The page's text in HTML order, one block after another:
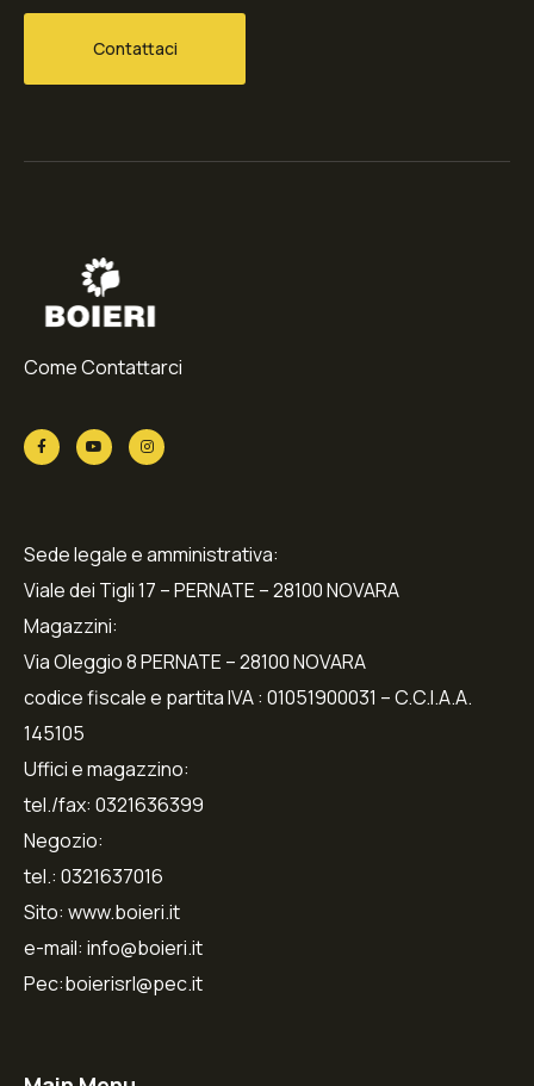
Contattaci
Come Contattarci
Sede legale e amministrativa:
Viale dei Tigli 17 – PERNATE – 28100 NOVARA
Magazzini:
Via Oleggio 8 PERNATE – 28100 NOVARA
codice fiscale e partita IVA : 01051900031 – C.C.I.A.A.
145105
Uffici e magazzino:
tel./fax: 0321636399
Negozio:
tel.: 0321637016
Sito: www.boieri.it
e-mail: info@boieri.it
Pec:boierisrl@pec.it